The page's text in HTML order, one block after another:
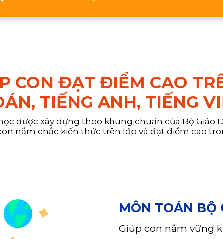
CON ĐẠT ĐIỂM CAO
TIẾNG ANH, TIẾNG
được xây dựng theo khung chuẩn của Bộ Giáo
nắm chắc kiến thức trên lớp và đạt điểm cao
MÔN TOÁN BỘ
Giúp con nắm vững